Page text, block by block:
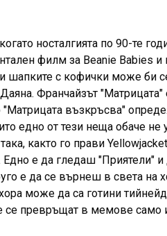
носталгията по 90-те
филм за Beanie Babies и
шапките с кофички може би
Франчайзът "Матрицата"
възкръсва"
едно от тези неща обаче не
както го прави
Едно е да гледаш "Приятели"
е да се върнеш в света на
може да са готини
се превръщат в мемове само